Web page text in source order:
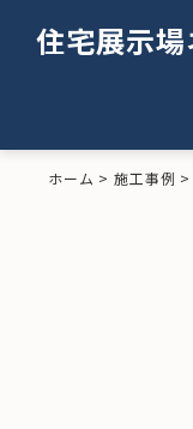
住宅展示場
ホーム >施工事例